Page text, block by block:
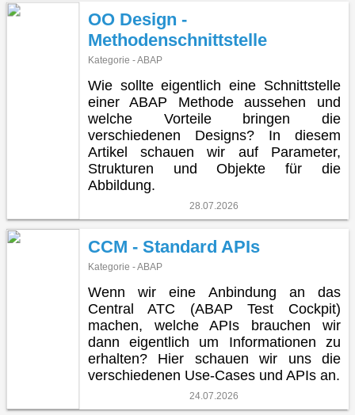
OO Design -
Methodenschnittstelle
Kategorie - ABAP
Wie sollte eigentlich eine Schnittstelle
einer ABAP Methode aussehen und
welche Vorteile bringen die
verschiedenen Designs? In diesem
Artikel schauen wir auf Parameter,
Strukturen und Objekte für die
Abbildung.
28.07.2026
CCM - Standard APIs
Kategorie - ABAP
Wenn wir eine Anbindung an das
Central ATC (ABAP Test Cockpit)
machen, welche APIs brauchen wir
dann eigentlich um Informationen zu
erhalten? Hier schauen wir uns die
verschiedenen Use-Cases und APIs an.
24.07.2026